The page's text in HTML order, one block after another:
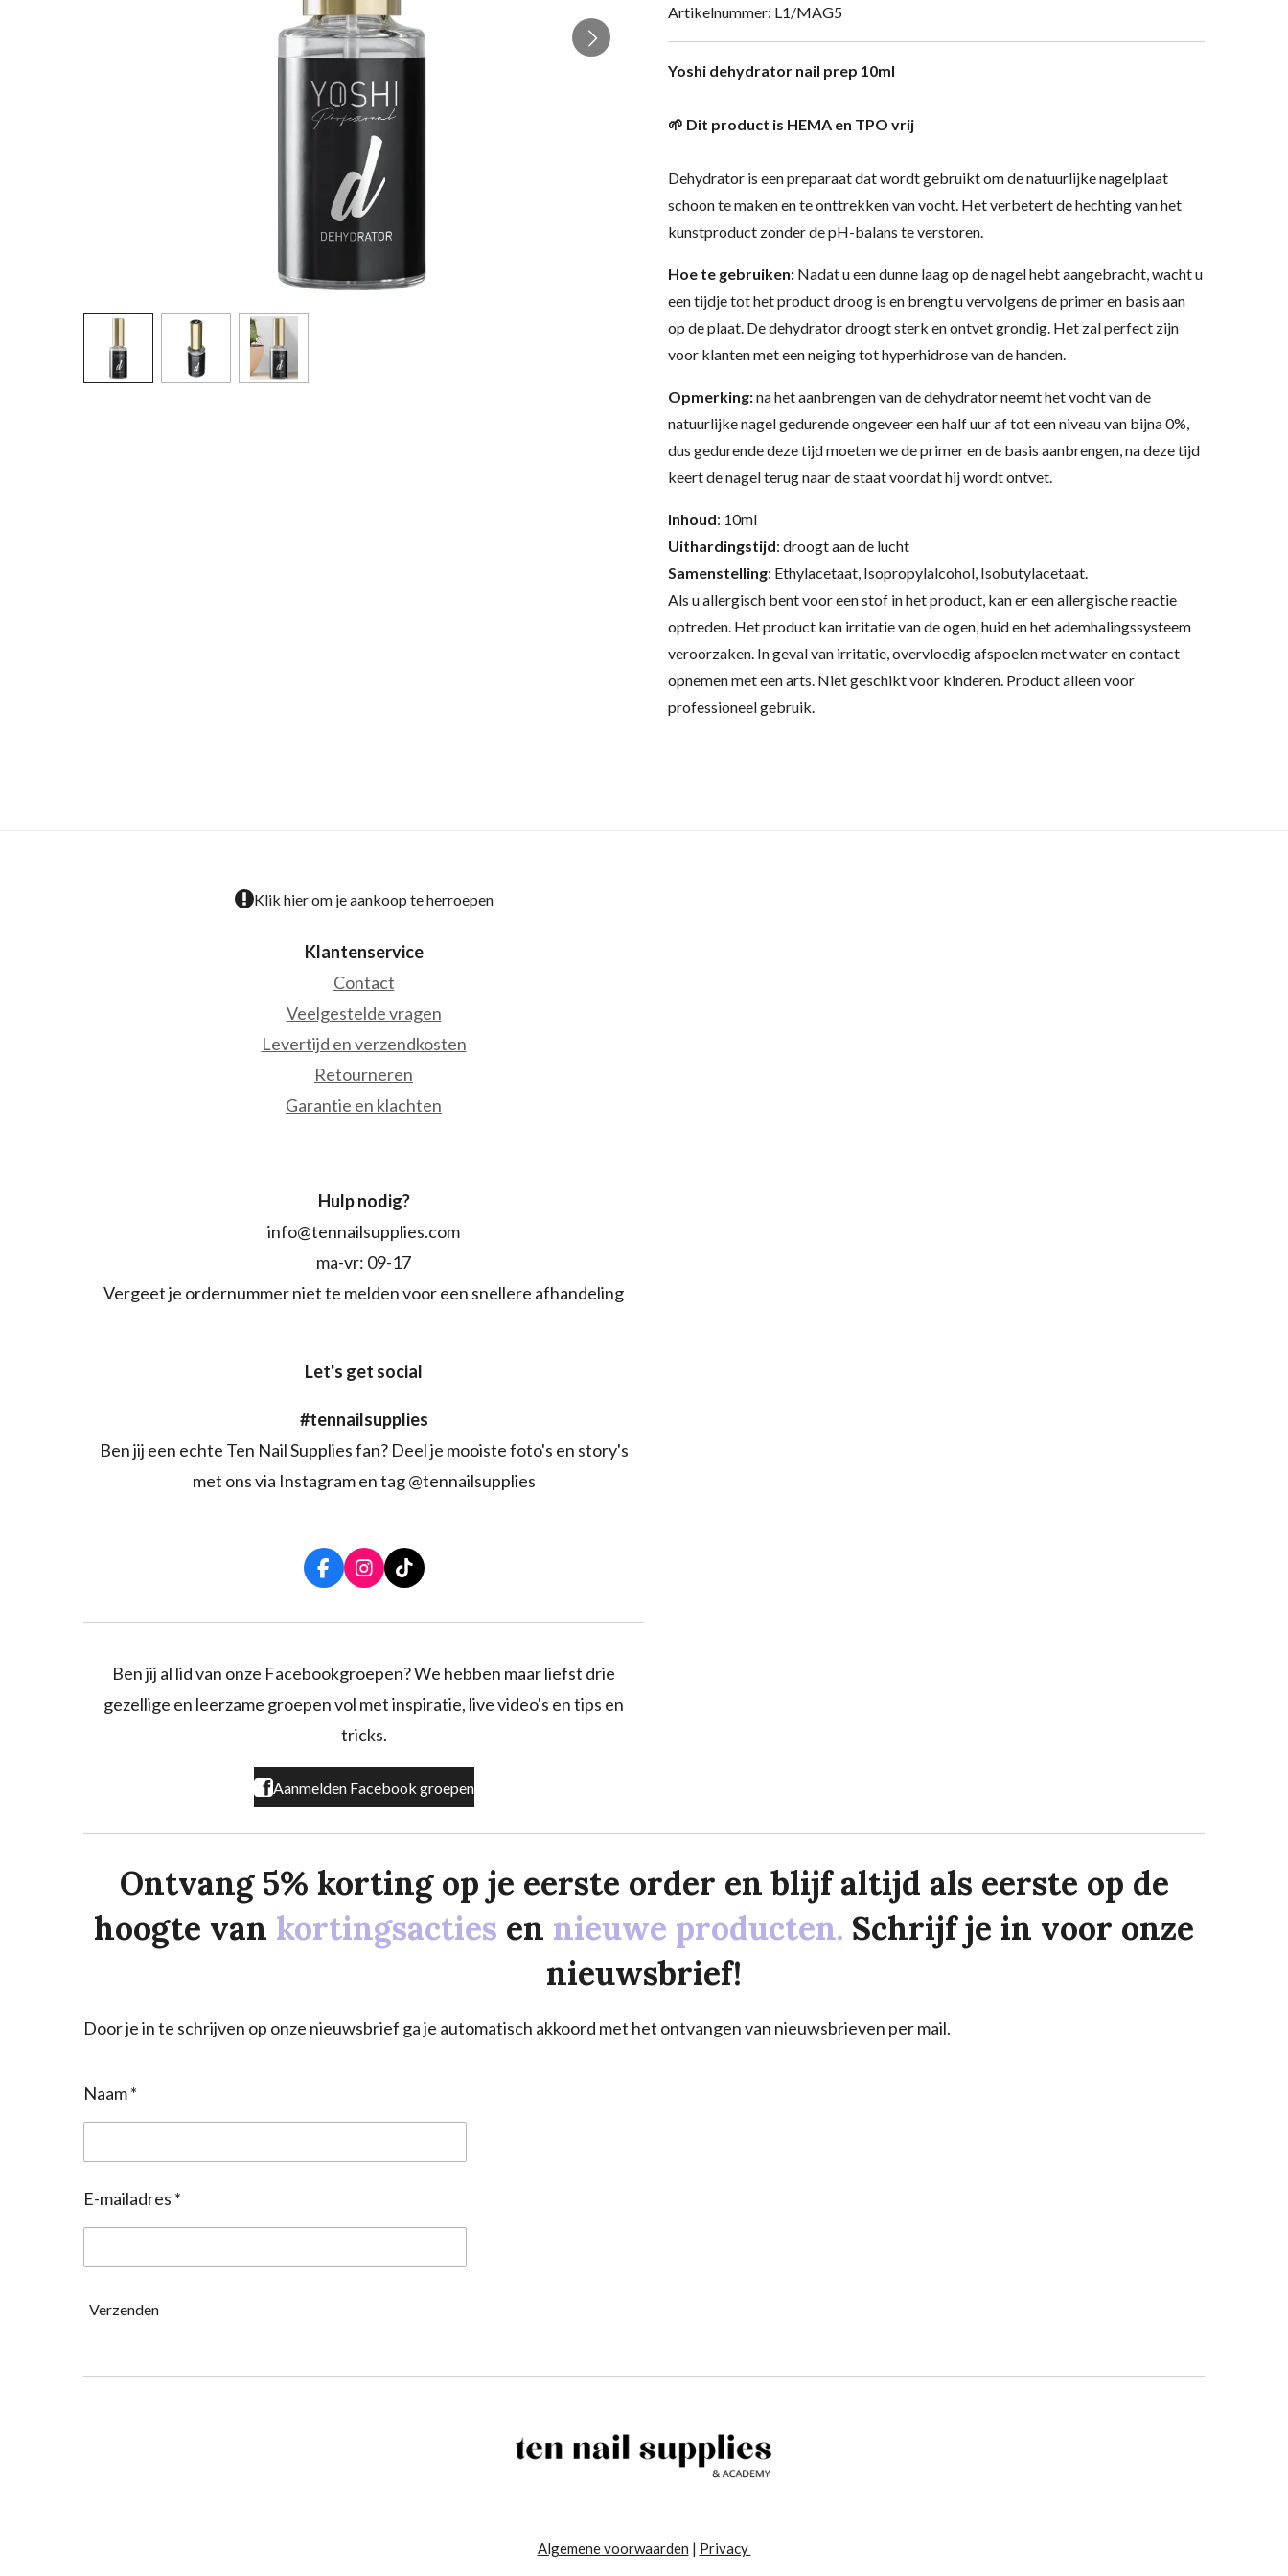
Artikelnummer: L1/MAG5
Yoshi dehydrator nail prep 10ml
🌱 Dit product is HEMA en TPO vrij
Dehydrator is een preparaat dat wordt gebruikt om de natuurlijke nagelplaat
schoon te maken en te onttrekken van vocht. Het verbetert de hechting van het
kunstproduct zonder de pH-balans te verstoren.
Hoe te gebruiken: Nadat u een dunne laag op de nagel hebt aangebracht, wacht u
een tijdje tot het product droog is en brengt u vervolgens de primer en basis aan
op de plaat. De dehydrator droogt sterk en ontvet grondig. Het zal perfect zijn
voor klanten met een neiging tot hyperhidrose van de handen.
Opmerking:na het aanbrengen van de dehydrator neemt het vocht van de
natuurlijke nagel gedurende ongeveer een half uur af tot een niveau van bijna 0%,
dus gedurende deze tijd moeten we de primer en de basis aanbrengen, na deze tijd
keert de nagel terug naar de staat voordat hij wordt ontvet.
Inhoud: 10ml
Uithardingstijd: droogt aan de lucht
Samenstelling: Ethylacetaat, Isopropylalcohol, Isobutylacetaat.
Als u allergisch bent voor een stof in het product, kan er een allergische reactie
optreden. Het product kan irritatie van de ogen, huid en het ademhalingssysteem
veroorzaken. In geval van irritatie, overvloedig afspoelen met water en contact
opnemen met een arts. Niet geschikt voor kinderen. Product alleen voor
professioneel gebruik.
Klik hier om je aankoop te herroepen
Klantenservice
Contact
Veelgestelde vragen
Levertijd en verzendkosten
Retourneren
Garantie en klachten
Hulp nodig?
info@tennailsupplies.com
ma-vr: 09-17
Vergeet je ordernummer niet te melden voor een snellere afhandeling
Let's get social
#tennailsupplies
Ben jij een echte Ten Nail Supplies fan? Deel je mooiste foto's en story's
met ons via Instagram en tag @tennailsupplies
F
a
o
k
I
n
r
a
T
i
k
Ben jij al lid van onze Facebookgroepen? We hebben maar liefst drie
gezellige en leerzame groepen vol met inspiratie, live video's en tips en
tricks.
Aanmelden Facebook groepen
Ontvang 5% korting op je eerste order en blijf altijd als eerste op de
hoogte van kortingsacties en nieuwe producten. Schrijf je in voor onze
nieuwsbrief!
Door je in te schrijven op onze nieuwsbrief ga je automatisch akkoord met het ontvangen van nieuwsbrieven per mail.
Naam *
E-mailadres *
Verzenden
Algemene voorwaarden | Privacy